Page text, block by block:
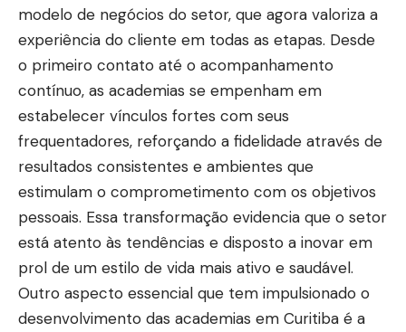
modelo de negócios do setor, que agora valoriza a
experiência do cliente em todas as etapas. Desde
o primeiro contato até o acompanhamento
contínuo, as academias se empenham em
estabelecer vínculos fortes com seus
frequentadores, reforçando a fidelidade através de
resultados consistentes e ambientes que
estimulam o comprometimento com os objetivos
pessoais. Essa transformação evidencia que o setor
está atento às tendências e disposto a inovar em
prol de um estilo de vida mais ativo e saudável.
Outro aspecto essencial que tem impulsionado o
desenvolvimento das academias em Curitiba é a